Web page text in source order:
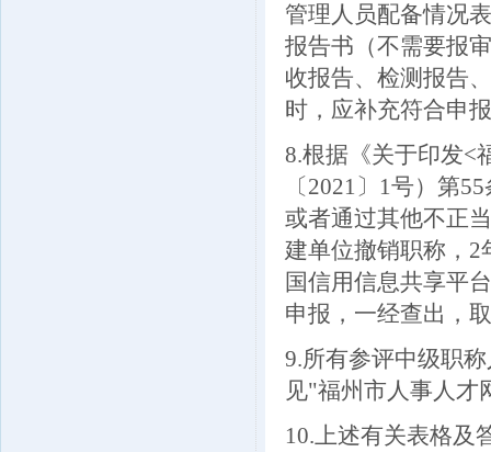
管理人员配备情况
报告书（不需要报
收报告、检测报告
时，应补充符合申
8.根据《关于印发<
〔2021〕1号）第
或者通过其他不正
建单位撤销职称，2
国信用信息共享平
申报，一经查出，
9.所有参评中级职
见"福州市人事人才
10.上述有关表格及